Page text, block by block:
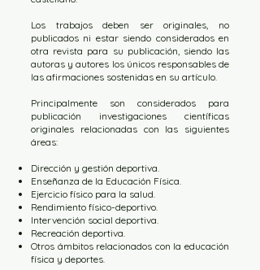
Los trabajos deben ser originales, no
publicados ni estar siendo considerados en
otra revista para su publicación, siendo las
autoras y autores los únicos responsables de
las afirmaciones sostenidas en su artículo.
Principalmente son considerados para
publicación investigaciones científicas
originales relacionadas con las siguientes
áreas:
Dirección y gestión deportiva.
Enseñanza de la Educación Física.
Ejercicio físico para la salud.
Rendimiento físico-deportivo.
Intervención social deportiva.
Recreación deportiva.
Otros ámbitos relacionados con la educación
física y deportes.